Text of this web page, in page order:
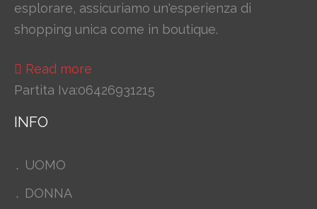
esplorare, assicuriamo un'esperienza di
shopping unica come in boutique.
Read more
Partita Iva:06426931215
INFO
UOMO
DONNA